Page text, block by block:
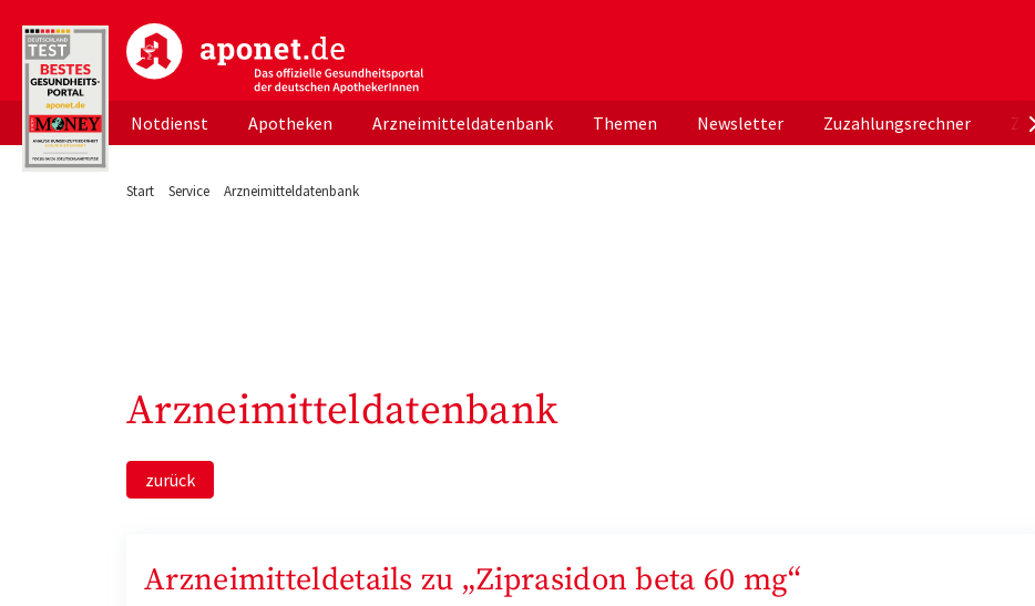
aponet.de - Das offizielle Gesundheitsportal der deutschen ApothekerInnen
Notdienst Apotheken Arzneimitteldatenbank Themen Newsletter Zuzahlungsrechner
Start Service Arzneimitteldatenbank
Arzneimitteldatenbank
zurück
Arzneimitteldetails zu „Ziprasidon beta 60 mg“